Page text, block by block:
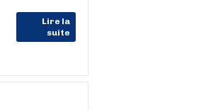
Lire la
suite